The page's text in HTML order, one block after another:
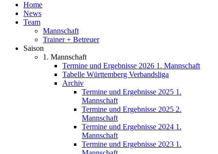
Home
News
Team
Mannschaft
Trainer + Betreuer
Saison
1. Mannschaft
Termine und Ergebnisse 2026 1. Mannschaft
Tabelle Württemberg Verbandsliga
Archiv
Termine und Ergebnisse 2025 1.
Mannschaft
Termine und Ergebnisse 2025 2.
Mannschaft
Termine und Ergebnisse 2024 1.
Mannschaft
Termine und Ergebnisse 2023 1.